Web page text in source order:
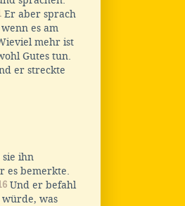
Er aber sprach
es am
mehr ist
Gutes tun.
er streckte
ihn
es bemerkte.
Und er befahl
was